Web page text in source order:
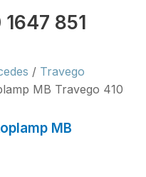
1647 851
/ Travego
MB Travego 410
MB